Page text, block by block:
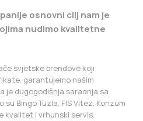
osnovni cilj nam je
nudimo kvalitetne
svjetske brendove koji
garantujemo našim
je dugogodišnja saradnja sa
Bingo Tuzla, FIS Vitez, Konzum
kvalitet i vrhunski servis.